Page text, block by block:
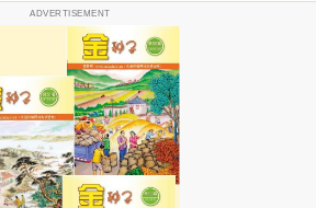
ADVERTISEMENT